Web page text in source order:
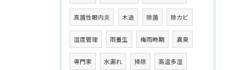
真菌性眼内炎 木造 除菌 除カビ
湿度管理 雨養生 梅雨時期 異臭
専門家 水漏れ 掃除 高温多湿